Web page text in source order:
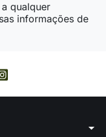
qualquer
informações de
arrow_drop_down